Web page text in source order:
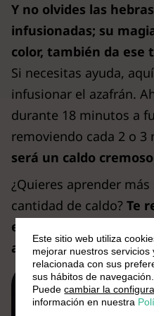
Y no olvides las
infusionadas; su
color, también da ese
Si necesitas ayuda,
infusionar el azafrán.
durante 18 minutos a
removiendo cada 2 o 3
será un caldo
¿Quieres aprender
cantidad de caldo? Te
estos consejos para
arroz para 1 litro de
Este sitio web utiliza
mejorar nuestros servicios
relacionada con sus
sus hábitos de navegación.
Puedecambiar la
información en nuestra